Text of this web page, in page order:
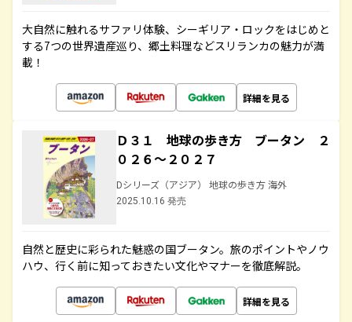
大自然に触れるサファリ体験、シーギリア・ロックをはじめと
する7つの世界遺産巡り、郷土料理などスリランカの魅力が満
載！
詳細を見る
Ｄ３１ 地球の歩き方 ブータン ２
０２６～２０２７
Dシリーズ（アジア） 地球の歩き方 海外
2025.10.16 発売
自然と歴史に彩られた魅惑の国ブータン。旅のポイントやノウ
ハウ、行く前に知っておきたい文化やマナーを徹底解説。
詳細を見る